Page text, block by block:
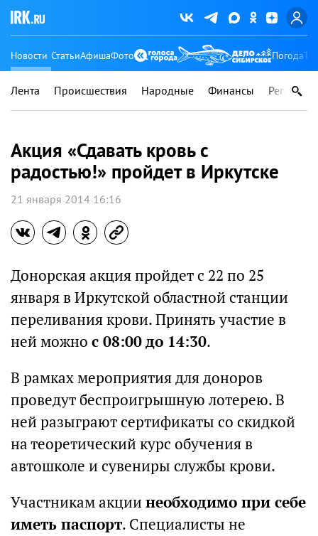
Новости СтатьиАфишаФото Погода
Лента Происшествия Народные Финансы Регионы
Акция «Сдавать кровь с
радостью!» пройдет в Иркутске
21 января 2014 16:16
Донорская акция пройдет с 22 по 25
января в Иркутской областной станции
переливания крови. Принять участие в
ней можно с 08:00 до 14:30.
В рамках мероприятия для доноров
проведут беспроигрышную лотерею. В
ней разыграют сертификаты со скидкой
на теоретический курс обучения в
автошколе и сувениры службы крови.
Участникам акции необходимо при себе
иметь паспорт. Специалисты не